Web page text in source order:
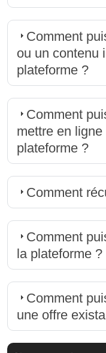
Comment
ou un contenu
plateforme ?
Comment
mettre en
plateforme ?
Comment
Comment
la plateforme ?
Comment
une offre